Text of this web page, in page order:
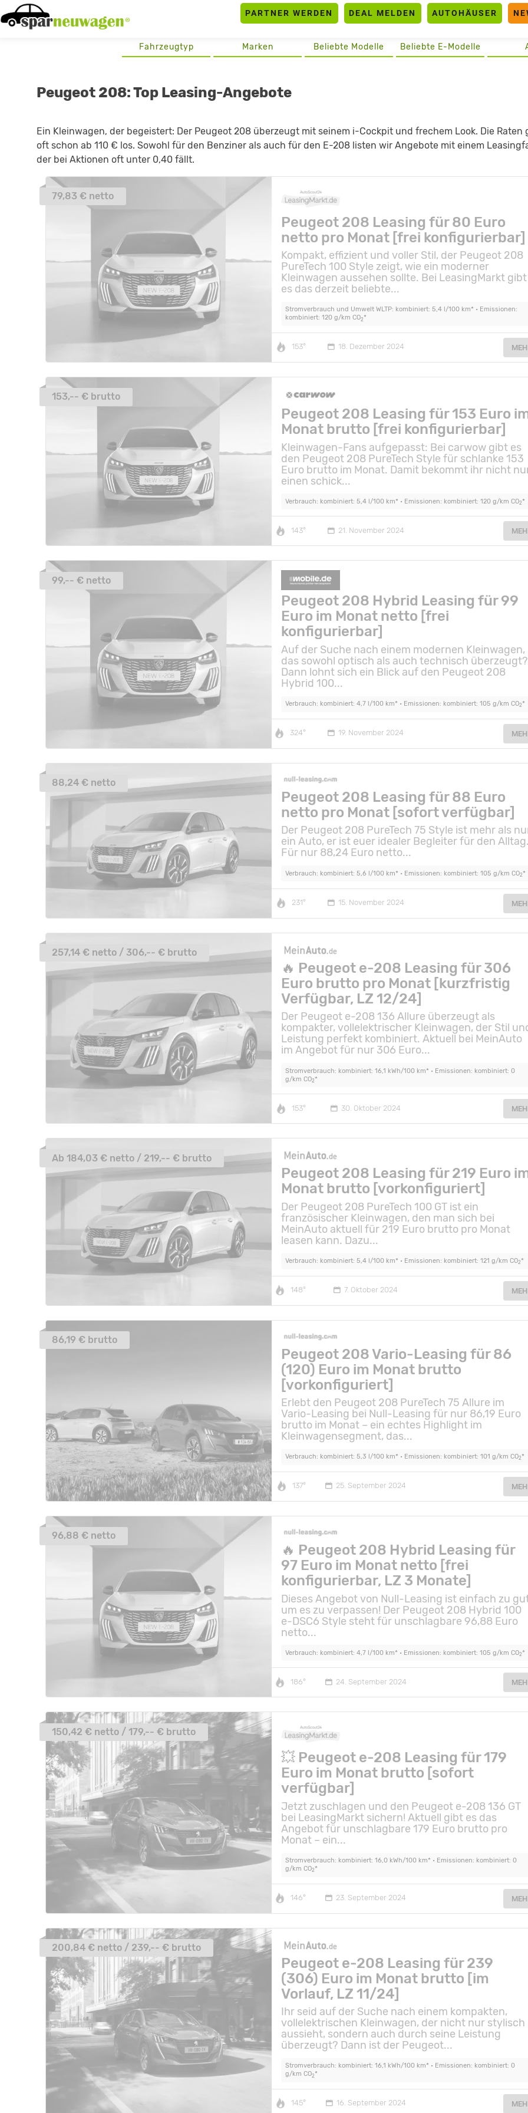
Skip
to
PARTNER WERDEN DEAL MELDEN AUTOHÄUSER
Beliebte E-Modelle
Beliebte Modelle
Marken
Fahrzeugtyp
Peugeot 208: Top Leasing-Angebote
Ein Kleinwagen, der begeistert: Der Peugeot 208 überzeugt mit seinem i-Cockpit und frechem Look. Die Raten
oft schon ab 110 € los. Sowohl für den Benziner als auch für den E-208 listen wir Angebote mit einem
der bei Aktionen oft unter 0,40 fällt.
Peugeot 208 Leasing für 80 Euro
netto pro Monat [frei konfigurierbar]
Kompakt, effizient und voller Stil, der Peugeot 208
PureTech 100 Style zeigt, wie ein moderner
Kleinwagen aussehen sollte. Bei LeasingMarkt gibt
es das derzeit beliebte...
Stromverbrauch und Umwelt WLTP: kombiniert: 5,4 l/100 km* • Emissionen:
kombiniert: 120 g/km CO2*
153° 18. Dezember 2024
79,83 € netto
Peugeot 208 Leasing für 153 Euro
Monat brutto [frei konfigurierbar]
Kleinwagen-Fans aufgepasst: Bei carwow gibt es
den Peugeot 208 PureTech Style für schlanke 153
Euro brutto im Monat. Damit bekommt ihr nicht
einen schick...
Verbrauch: kombiniert: 5,4 l/100 km* • Emissionen: kombiniert: 120 g/km CO2*
143° 21. November 2024
153,-- € brutto
Peugeot 208 Hybrid Leasing für 99
Euro im Monat netto [frei
konfigurierbar]
Auf der Suche nach einem modernen Kleinwagen,
das sowohl optisch als auch technisch überzeugt?
Dann lohnt sich ein Blick auf den Peugeot 208
Hybrid 100...
Verbrauch: kombiniert: 4,7 l/100 km* • Emissionen: kombiniert: 105 g/km CO2*
324° 19. November 2024
99,-- € netto
Peugeot 208 Leasing für 88 Euro
netto pro Monat [sofort verfügbar]
Der Peugeot 208 PureTech 75 Style ist mehr als
ein Auto, er ist euer idealer Begleiter für den
Für nur 88,24 Euro netto...
Verbrauch: kombiniert: 5,6 l/100 km* • Emissionen: kombiniert: 105 g/km CO2*
231° 15. November 2024
88,24 € netto
🔥 Peugeot e-208 Leasing für 306
Euro brutto pro Monat [kurzfristig
Verfügbar, LZ 12/24]
Der Peugeot e-208 136 Allure überzeugt als
kompakter, vollelektrischer Kleinwagen, der Stil
Leistung perfekt kombiniert. Aktuell bei MeinAuto
im Angebot für nur 306 Euro...
Stromverbrauch: kombiniert: 16,1 kWh/100 km* • Emissionen: kombiniert: 0
g/km CO2*
153° 30. Oktober 2024
257,14 € netto / 306,-- € brutto
Peugeot 208 Leasing für 219 Euro
Monat brutto [vorkonfiguriert]
Der Peugeot 208 PureTech 100 GT ist ein
französischer Kleinwagen, den man sich bei
MeinAuto aktuell für 219 Euro brutto pro Monat
leasen kann. Dazu...
Verbrauch: kombiniert: 5,4 l/100 km* • Emissionen: kombiniert: 121 g/km CO2*
148° 7. Oktober 2024
Ab 184,03 € netto / 219,-- € brutto
Peugeot 208 Vario-Leasing für 86
(120) Euro im Monat brutto
[vorkonfiguriert]
Erlebt den Peugeot 208 PureTech 75 Allure im
Vario-Leasing bei Null-Leasing für nur 86,19 Euro
brutto im Monat – ein echtes Highlight im
Kleinwagensegment, das...
Verbrauch: kombiniert: 5,3 l/100 km* • Emissionen: kombiniert: 101 g/km CO2*
137° 25. September 2024
86,19 € brutto
🔥 Peugeot 208 Hybrid Leasing für
97 Euro im Monat netto [frei
konfigurierbar, LZ 3 Monate]
Dieses Angebot von Null-Leasing ist einfach zu
um es zu verpassen! Der Peugeot 208 Hybrid 100
e-DSC6 Style steht für unschlagbare 96,88 Euro
netto...
Verbrauch: kombiniert: 4,7 l/100 km* • Emissionen: kombiniert: 105 g/km CO2*
186° 24. September 2024
96,88 € netto
💥 Peugeot e-208 Leasing für 179
Euro im Monat brutto [sofort
verfügbar]
Jetzt zuschlagen und den Peugeot e-208 136 GT
bei LeasingMarkt sichern! Aktuell gibt es das
Angebot für unschlagbare 179 Euro brutto pro
Monat – ein...
Stromverbrauch: kombiniert: 16,0 kWh/100 km* • Emissionen: kombiniert: 0
g/km CO2*
146° 23. September 2024
150,42 € netto / 179,-- € brutto
Peugeot e-208 Leasing für 239
(306) Euro im Monat brutto [im
Vorlauf, LZ 11/24]
Ihr seid auf der Suche nach einem kompakten,
vollelektrischen Kleinwagen, der nicht nur stylisch
aussieht, sondern auch durch seine Leistung
überzeugt? Dann ist der Peugeot...
Stromverbrauch: kombiniert: 16,1 kWh/100 km* • Emissionen: kombiniert: 0
g/km CO2*
145° 16. September 2024
200,84 € netto / 239,-- € brutto